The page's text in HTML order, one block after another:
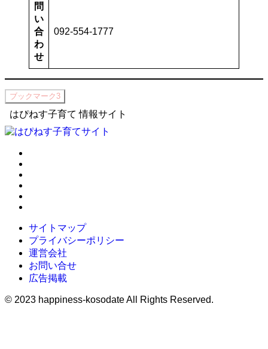
問
い
合
わ
せ
092-554-1777
ブックマーク 3
はぴねす子育て 情報サイト
サイトマップ
プライバシーポリシー
運営会社
お問い合せ
広告掲載
© 2023 happiness-kosodate All Rights Reserved.